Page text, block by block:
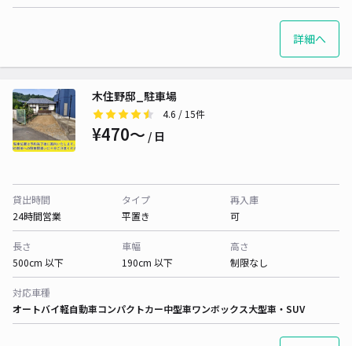
詳細へ
木住野邸_駐車場
4.6 / 15件
¥470〜 / 日
貸出時間
24時間営業
タイプ
平置き
再入庫
可
長さ
500cm 以下
車幅
190cm 以下
高さ
制限なし
対応車種
オートバイ軽自動車コンパクトカー中型車ワンボックス大型車・SUV